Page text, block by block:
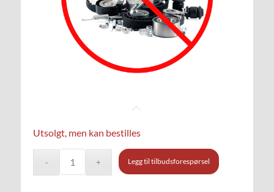
Utsolgt, men kan bestilles
Legg til tilbudsforespørsel